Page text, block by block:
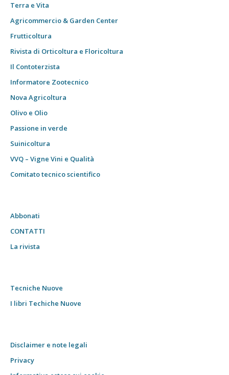
Terra e Vita
Agricommercio & Garden Center
Frutticoltura
Rivista di Orticoltura e Floricoltura
Il Contoterzista
Informatore Zootecnico
Nova Agricoltura
Olivo e Olio
Passione in verde
Suinicoltura
VVQ – Vigne Vini e Qualità
Comitato tecnico scientifico
Abbonati
CONTATTI
La rivista
Tecniche Nuove
I libri Techiche Nuove
Disclaimer e note legali
Privacy